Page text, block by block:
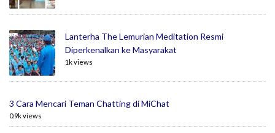
Lanterha The Lemurian Meditation Resmi
Diperkenalkan ke Masyarakat
1k views
3 Cara Mencari Teman Chatting di MiChat
0.9k views